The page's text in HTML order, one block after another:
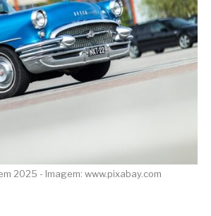
2025 - Imagem: www.pixabay.com